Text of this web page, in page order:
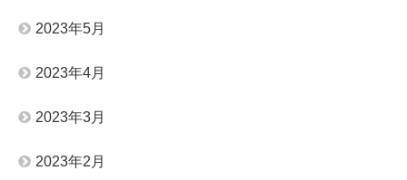
2023年5月
2023年4月
2023年3月
2023年2月